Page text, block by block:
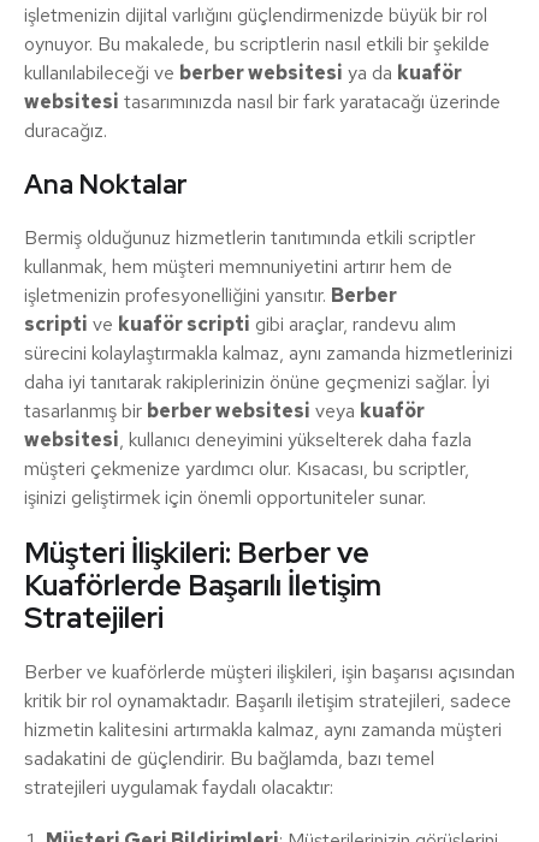
işletmenizin dijital varlığını güçlendirmenizde büyük bir rol
oynuyor. Bu makalede, bu scriptlerin nasıl etkili bir şekilde
kullanılabileceği ve berber websitesi ya da kuaför
websitesi tasarımınızda nasıl bir fark yaratacağı üzerinde
duracağız.
Ana Noktalar
Bermiş olduğunuz hizmetlerin tanıtımında etkili scriptler
kullanmak, hem müşteri memnuniyetini artırır hem de
işletmenizin profesyonelliğini yansıtır. Berber
scripti ve kuaför scripti gibi araçlar, randevu alım
sürecini kolaylaştırmakla kalmaz, aynı zamanda hizmetlerinizi
daha iyi tanıtarak rakiplerinizin önüne geçmenizi sağlar. İyi
tasarlanmış bir berber websitesi veya kuaför
websitesi, kullanıcı deneyimini yükselterek daha fazla
müşteri çekmenize yardımcı olur. Kısacası, bu scriptler,
işinizi geliştirmek için önemli opportuniteler sunar.
Müşteri İlişkileri: Berber ve
Kuaförlerde Başarılı İletişim
Stratejileri
Berber ve kuaförlerde müşteri ilişkileri, işin başarısı açısından
kritik bir rol oynamaktadır. Başarılı iletişim stratejileri, sadece
hizmetin kalitesini artırmakla kalmaz, aynı zamanda müşteri
sadakatini de güçlendirir. Bu bağlamda, bazı temel
stratejileri uygulamak faydalı olacaktır: